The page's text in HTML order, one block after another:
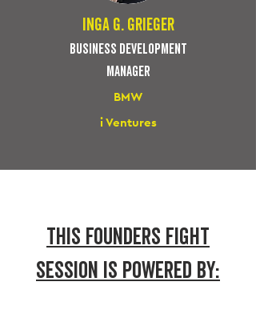
inga g. grieger
business development
manager
BMW
i Ventures
THis FOUNDERS FIGHT
session IS POWERED BY: